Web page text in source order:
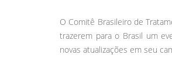
O Comitê Brasileiro de
trazerem para o Brasil um
novas atualizações em seu